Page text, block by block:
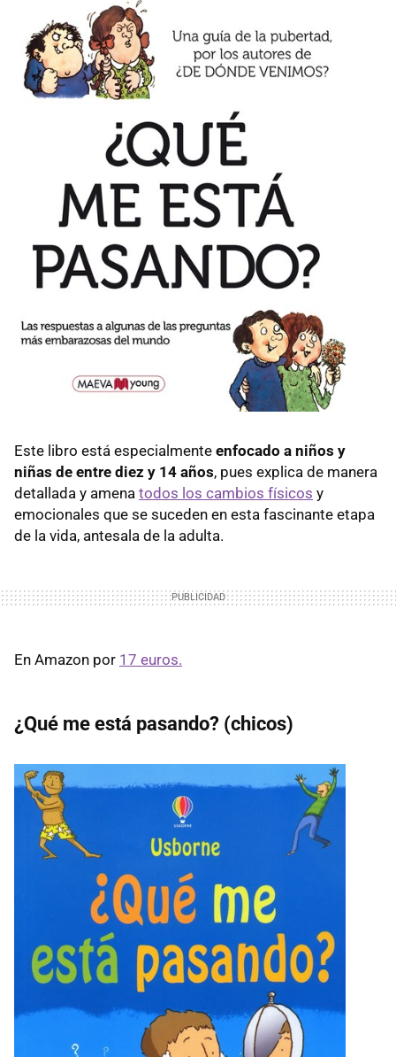
Este libro está especialmente enfocado a niños y
niñas de entre diez y 14 años, pues explica de manera
detallada y amena todos los cambios físicos y
emocionales que se suceden en esta fascinante etapa
de la vida, antesala de la adulta.
En Amazon por 17 euros.
¿Qué me está pasando? (chicos)